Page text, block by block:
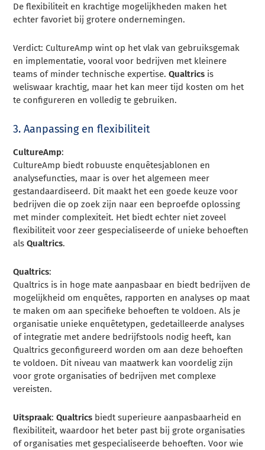
De flexibiliteit en krachtige mogelijkheden maken het
echter favoriet bij grotere ondernemingen.
Verdict: CultureAmp wint op het vlak van gebruiksgemak
en implementatie, vooral voor bedrijven met kleinere
teams of minder technische expertise.Qualtrics is
weliswaar krachtig, maar het kan meer tijd kosten om het
te configureren en volledig te gebruiken.
3. Aanpassing en flexibiliteit
CultureAmp:
CultureAmp biedt robuuste enquêtesjablonen en
analysefuncties, maar is over het algemeen meer
gestandaardiseerd. Dit maakt het een goede keuze voor
bedrijven die op zoek zijn naar een beproefde oplossing
met minder complexiteit. Het biedt echter niet zoveel
flexibiliteit voor zeer gespecialiseerde of unieke behoeften
alsQualtrics.
Qualtrics:
Qualtrics is in hoge mate aanpasbaar en biedt bedrijven de
mogelijkheid om enquêtes, rapporten en analyses op maat
te maken om aan specifieke behoeften te voldoen. Als je
organisatie unieke enquêtetypen, gedetailleerde analyses
of integratie met andere bedrijfstools nodig heeft, kan
Qualtrics geconfigureerd worden om aan deze behoeften
te voldoen. Dit niveau van maatwerk kan voordelig zijn
voor grote organisaties of bedrijven met complexe
vereisten.
Uitspraak:Qualtrics biedt superieure aanpasbaarheid en
flexibiliteit, waardoor het beter past bij grote organisaties
of organisaties met gespecialiseerde behoeften. Voor wie